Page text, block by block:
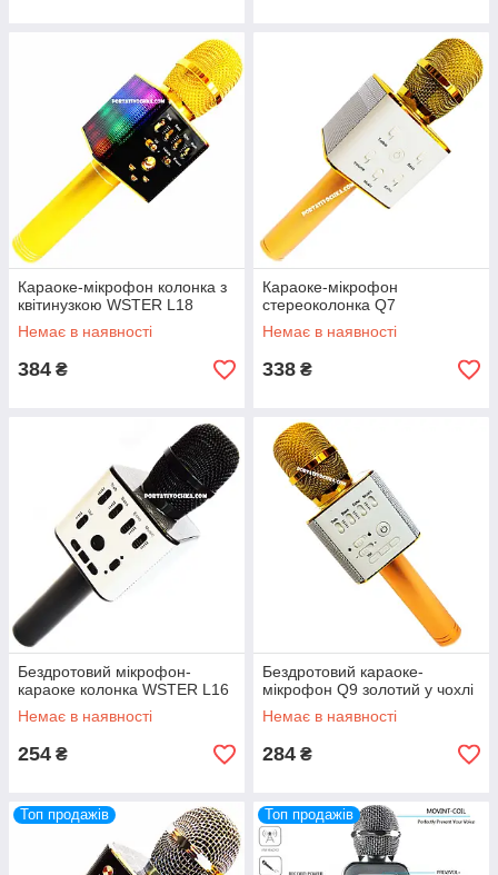
Караоке-мікрофон колонка з
квітинузкою WSTER L18
Немає в наявності
384 ₴
Караоке-мікрофон
стереоколонка Q7
Немає в наявності
338 ₴
Бездротовий мікрофон-
караоке колонка WSTER L16
Немає в наявності
254 ₴
Бездротовий караоке-
мікрофон Q9 золотий у чохлі
Немає в наявності
284 ₴
Топ продажів Топ продажів